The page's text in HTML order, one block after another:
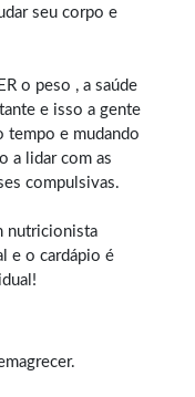
seu corpo e
o peso , a saúde
e isso a gente
tempo e mudando
a lidar com as
compulsivas.
nutricionista
e o cardápio é